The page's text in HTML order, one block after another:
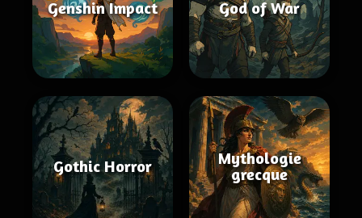
Genshin Impact God of War
Gothic Horror
Mythologie
grecque